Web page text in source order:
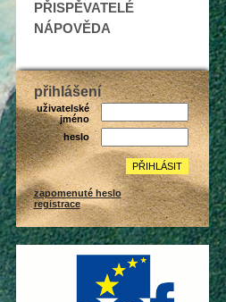
PŘISPĚVATELÉ
NÁPOVĚDA
přihlášení
uživatelské
jméno
heslo
zapomenuté heslo
registrace